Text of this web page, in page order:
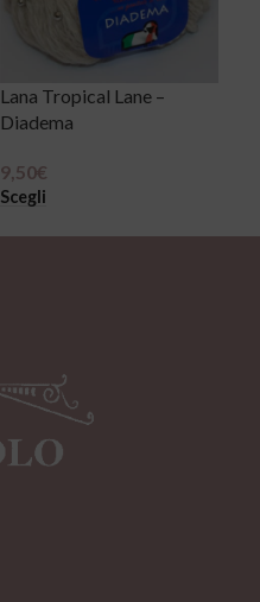
Lana Tropical Lane –
Diadema
9,50€
Scegli